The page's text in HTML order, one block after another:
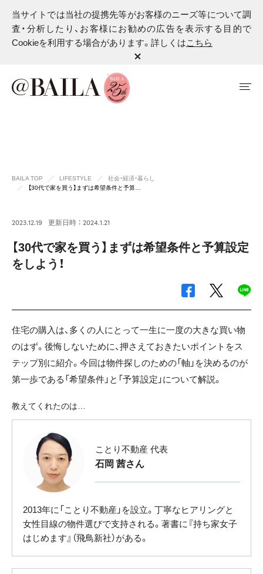
当サイトでは当社の提携先等がお客様のニーズ等について調
査・分析したり、お客様にお勧めの広告を表示する目的で
Cookieを利用する場合があります。詳しくはこちら
BAILA TOP LIFESTYLE
社会・経済・暮らし
【30代で家を買う】まずは希望条件と予算…
2023.12.19 更新日時 ： 2024.1.21
【30代で家を買う】まずは希望条件と予算設定
をしよう！
住宅の購入は、多くの人にとって一生に一度の大きな買い物
のはず。後悔しないために、押さえておきたいポイントをス
テップ別に紹介。今回は物件探しのための「軸」を決めるのが
第一歩である「希望条件」と「予算設定」について解説。
教えてくれたのは…
ことり不動産 代表
石岡 茜さん
2013年に「ことり不動産」を設立。丁寧なヒアリングと
女性目線の物件選びで支持される。著書に『持ち家女子
はじめます』（飛鳥新社）がある。